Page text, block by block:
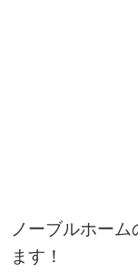
ノーブルホー
ます！